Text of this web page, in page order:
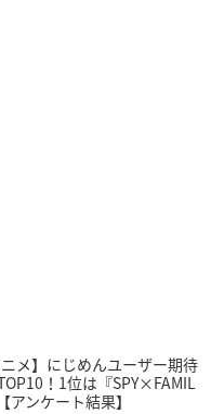
ニメ】にじめんユーザー期待
！1位は『SPY×FAMIL
アンケート結果】